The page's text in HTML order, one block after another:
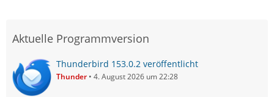
Aktuelle Programmversion
Thunderbird 153.0.2 veröffentlicht
Thunder 4. August 2026 um 22:28